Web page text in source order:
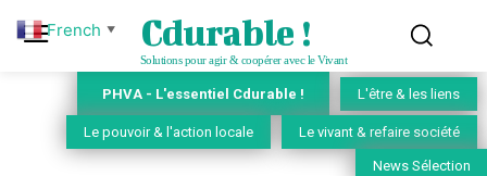
Cdurable !
Solutions pour agir & coopérer avec le Vivant
PHVA - L'essentiel Cdurable ! L'être & les liens
Le pouvoir & l'action locale Le vivant & refaire société
News Sélection
French ▼